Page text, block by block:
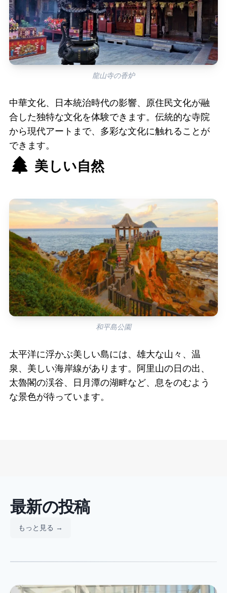
龍山寺の香炉
中華文化、日本統治時代の影響、原住民文化が融
合した独特な文化を体験できます。伝統的な寺院
から現代アートまで、多彩な文化に触れることが
できます。
美しい自然
和平島公園
太平洋に浮かぶ美しい島には、雄大な山々、温
泉、美しい海岸線があります。阿里山の日の出、
太魯閣の渓谷、日月潭の湖畔など、息をのむよう
な景色が待っています。
最新の投稿
もっと見る →